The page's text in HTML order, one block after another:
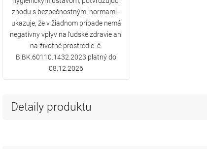
zhodu s bezpečnostnými normami -
ukazuje, že v žiadnom prípade nemá
negatívny vplyv na ľudské zdravie ani
na životné prostredie. č.
B.BK.60110.1432.2023 platný do
08.12.2026
Detaily produktu